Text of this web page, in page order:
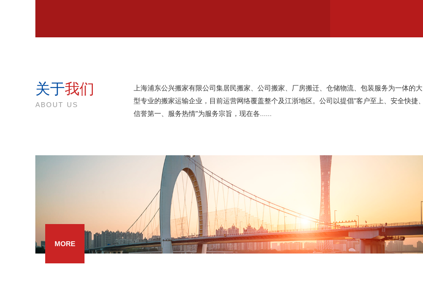
关于我们
ABOUT US
上海浦东公兴搬家有限公司集居民搬家、公司搬家、厂房搬迁、仓储物流、包装服务为一体的大
型专业的搬家运输企业，目前运营网络覆盖整个及江浙地区。公司以提倡"客户至上、安全快捷、
信誉第一、服务热情"为服务宗旨，现在各......
MORE